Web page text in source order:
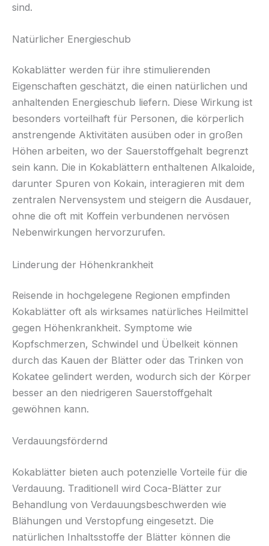
sind.
Natürlicher Energieschub
Kokablätter werden für ihre stimulierenden
Eigenschaften geschätzt, die einen natürlichen und
anhaltenden Energieschub liefern. Diese Wirkung ist
besonders vorteilhaft für Personen, die körperlich
anstrengende Aktivitäten ausüben oder in großen
Höhen arbeiten, wo der Sauerstoffgehalt begrenzt
sein kann. Die in Kokablättern enthaltenen Alkaloide,
darunter Spuren von Kokain, interagieren mit dem
zentralen Nervensystem und steigern die Ausdauer,
ohne die oft mit Koffein verbundenen nervösen
Nebenwirkungen hervorzurufen.
Linderung der Höhenkrankheit
Reisende in hochgelegene Regionen empfinden
Kokablätter oft als wirksames natürliches Heilmittel
gegen Höhenkrankheit. Symptome wie
Kopfschmerzen, Schwindel und Übelkeit können
durch das Kauen der Blätter oder das Trinken von
Kokatee gelindert werden, wodurch sich der Körper
besser an den niedrigeren Sauerstoffgehalt
gewöhnen kann.
Verdauungsfördernd
Kokablätter bieten auch potenzielle Vorteile für die
Verdauung. Traditionell wird Coca-Blätter zur
Behandlung von Verdauungsbeschwerden wie
Blähungen und Verstopfung eingesetzt. Die
natürlichen Inhaltsstoffe der Blätter können die